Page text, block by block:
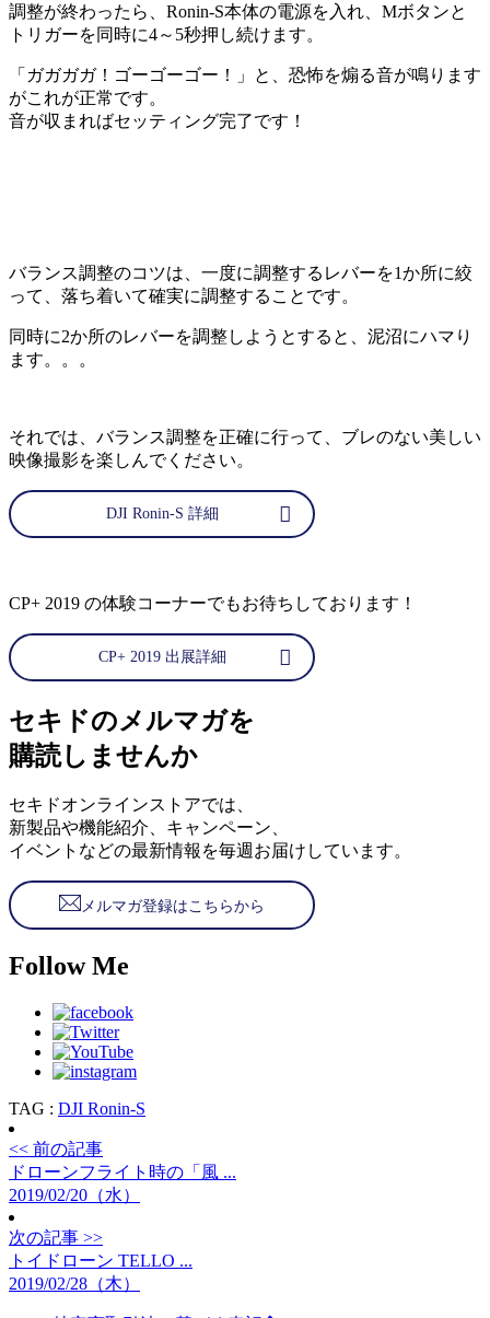
調整が終わったら、Ronin-S本体の電源を入れ、Mボタンと
トリガーを同時に4～5秒押し続けます。
「ガガガガ！ゴーゴーゴー！」と、恐怖を煽る音が鳴ります
がこれが正常です。
音が収まればセッティング完了です！
バランス調整のコツは、一度に調整するレバーを1か所に絞
って、落ち着いて確実に調整することです。
同時に2か所のレバーを調整しようとすると、泥沼にハマり
ます。。。
それでは、バランス調整を正確に行って、ブレのない美しい
映像撮影を楽しんでください。
DJI Ronin-S 詳細
CP+ 2019 の体験コーナーでもお待ちしております！
CP+ 2019 出展詳細
セキドのメルマガを
購読しませんか
セキドオンラインストアでは、
新製品や機能紹介、キャンペーン、
イベントなどの最新情報を毎週お届けしています。
メルマガ登録はこちらから
Follow Me
TAG : DJI Ronin-S
<< 前の記事
ドローンフライト時の「風 ...
2019/02/20（水）
次の記事 >>
トイドローン TELLO ...
2019/02/28（木）